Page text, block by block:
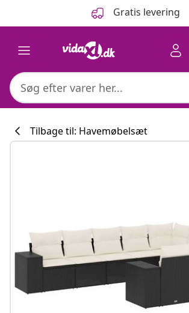
Gratis levering
#sharemevidaxl
Tilbage til: Havemøbelsæt